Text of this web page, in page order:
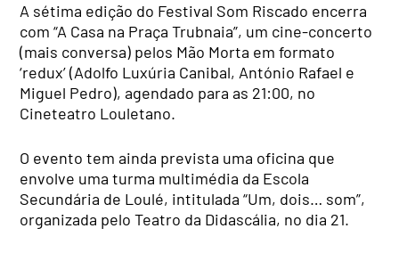
A sétima edição do Festival Som Riscado encerra
com “A Casa na Praça Trubnaia”, um cine-concerto
(mais conversa) pelos Mão Morta em formato
‘redux’ (Adolfo Luxúria Canibal, António Rafael e
Miguel Pedro), agendado para as 21:00, no
Cineteatro Louletano.
O evento tem ainda prevista uma oficina que
envolve uma turma multimédia da Escola
Secundária de Loulé, intitulada “Um, dois… som”,
organizada pelo Teatro da Didascália, no dia 21.